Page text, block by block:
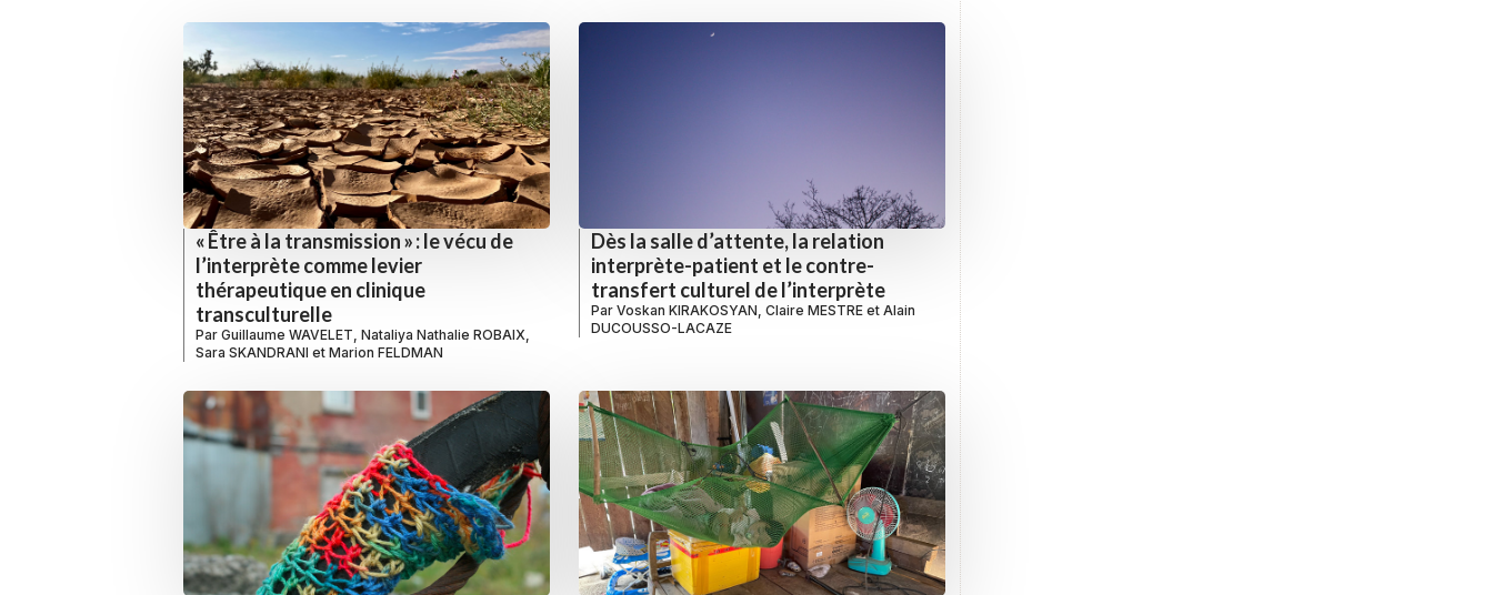
« Être à la transmission » : le vécu de
l’interprète comme levier
thérapeutique en clinique
transculturelle
Par Guillaume WAVELET Nataliya Nathalie ROBAIX
Sara SKANDRANI et Marion FELDMAN
Dès la salle d’attente, la relation
interprète-patient et le contre-
transfert culturel de l’interprète
Par Voskan KIRAKOSYAN Claire MESTRE et Alain
DUCOUSSO-LACAZE